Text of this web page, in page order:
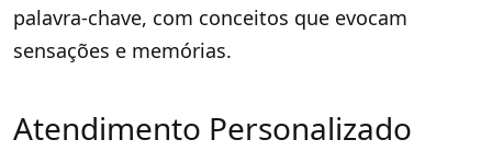
palavra-chave, com conceitos que evocam
sensações e memórias.
Atendimento Personalizado